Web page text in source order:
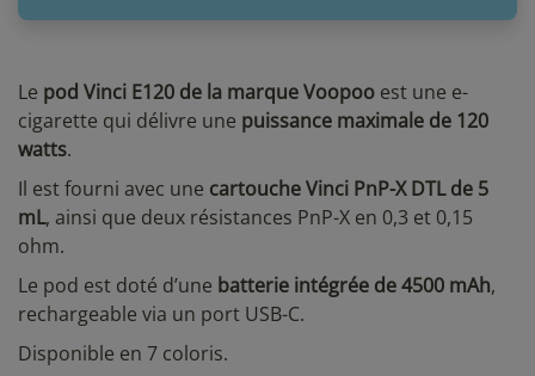
Le pod Vinci E120 de la marque Voopoo est une e-
cigarette qui délivre une puissance maximale de 120
watts.
Il est fourni avec une cartouche Vinci PnP-X DTL de 5
mL, ainsi que deux résistances PnP-X en 0,3 et 0,15
ohm.
Le pod est doté d’une batterie intégrée de 4500 mAh,
rechargeable via un port USB-C.
Disponible en 7 coloris.